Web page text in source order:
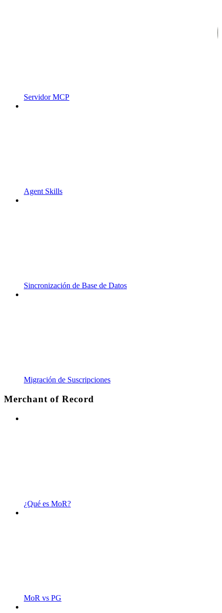
Servidor MCP
Agent Skills
Sincronización de Base de Datos
Migración de Suscripciones
Merchant of Record
¿Qué es MoR?
MoR vs PG